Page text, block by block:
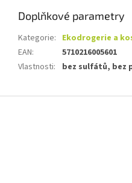
Doplňkové parametry
Kategorie: Ekodrogerie a
EAN:
5710216005601
Vlastnosti: bez sulfátů, bez